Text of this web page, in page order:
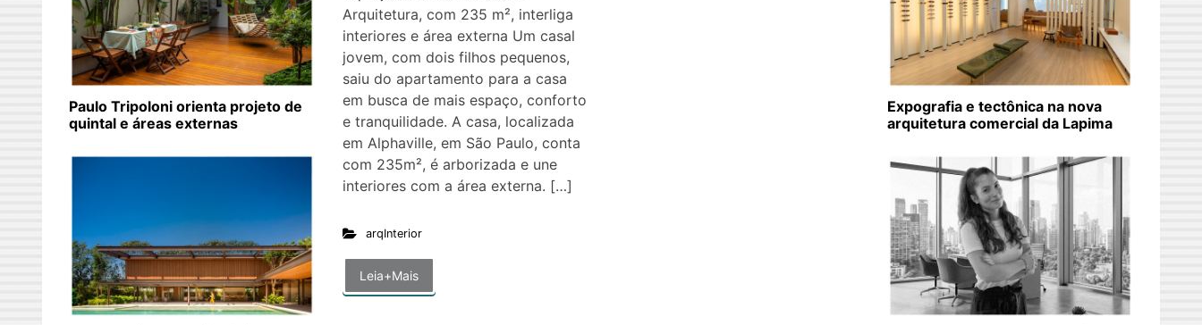
Arquitetura, com 235 m², interliga
interiores e área externa Um casal
jovem, com dois filhos pequenos,
saiu do apartamento para a casa
em busca de mais espaço, conforto
e tranquilidade. A casa, localizada
em Alphaville, em São Paulo, conta
com 235m², é arborizada e une
interiores com a área externa. […]
arqInterior
Leia+Mais
Paulo Tripoloni orienta projeto de
quintal e áreas externas
Expografia e tectônica na nova
arquitetura comercial da Lapima